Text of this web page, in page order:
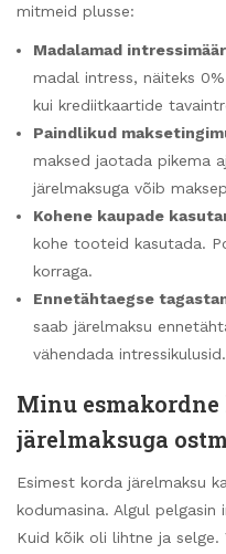
mitmeid plusse:
Madalamad
madal intress, näiteks
kui krediitkaartide
Paindlikud
maksed jaotada pikema
järelmaksuga võib
Kohene kaupade
kohe tooteid kasutada.
korraga.
Ennetähtaegse
saab järelmaksu
vähendada intressikulusid.
Minu esmakordne
järelmaksuga
Esimest korda järelmaksu
kodumasina. Algul pelgasin
Kuid kõik oli lihtne ja selge.